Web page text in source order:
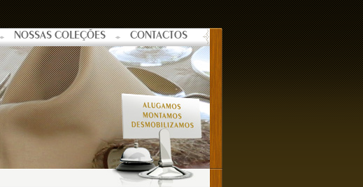
NOSSAS COLEÇÕES CONTACTOS